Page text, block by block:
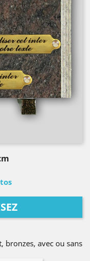
bronzes, avec ou sans